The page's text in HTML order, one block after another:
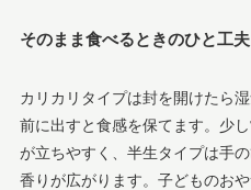
そのまま食べるときのひと工夫
カリカリタイプは封を開けたら
前に出すと食感を保てます。少
が立ちやすく、半生タイプは手
香りが広がります。子どものお